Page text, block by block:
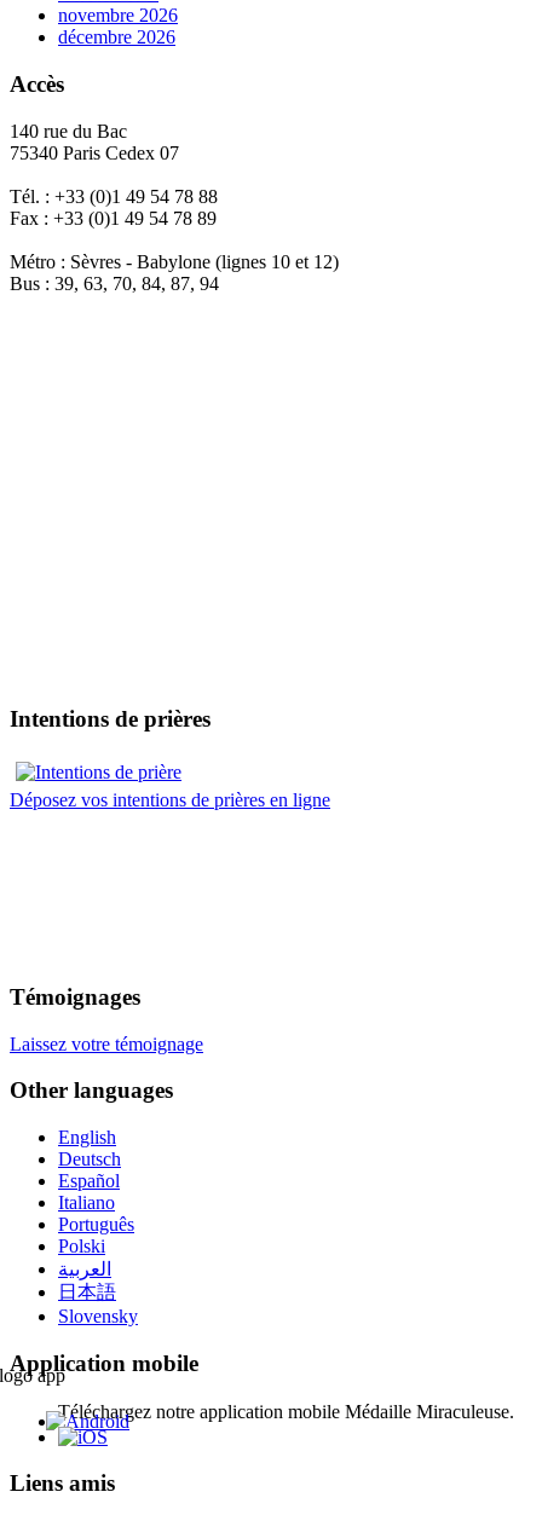
novembre 2026
décembre 2026
Accès
140 rue du Bac
75340 Paris Cedex 07
Tél. : +33 (0)1 49 54 78 88
Fax : +33 (0)1 49 54 78 89
Métro : Sèvres - Babylone (lignes 10 et 12)
Bus : 39, 63, 70, 84, 87, 94
Intentions de prières
Déposez vos intentions de prières en ligne
Témoignages
Laissez votre témoignage
Other languages
English
Deutsch
Español
Italiano
Português
Polski
العربية
日本語
Slovensky
Application mobile
Téléchargez notre application mobile Médaille Miraculeuse.
Liens amis